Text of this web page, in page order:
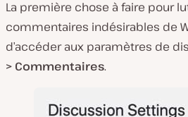
La première chose à faire pour
commentaires indésirables de
d’accéder aux paramètres de
> Commentaires.